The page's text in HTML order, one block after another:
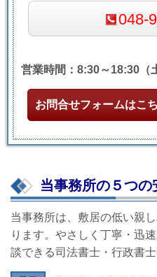
048-
営業時間：8:30～18:30（
お問合せフォームはこ
当事務所の５つの
当事務所は、敷居の低い親
ります。やさしく丁寧・迅
談できる司法書士・行政書士